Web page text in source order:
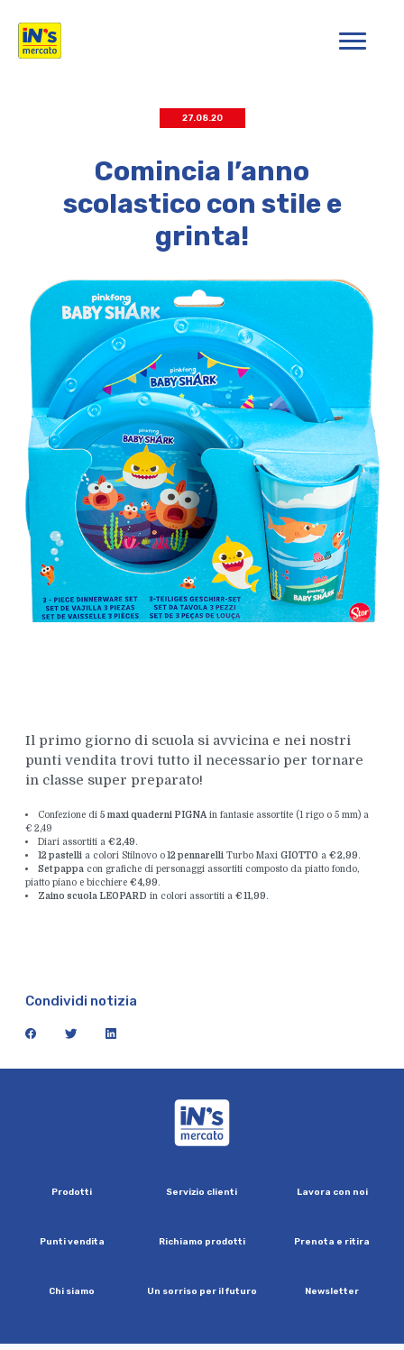
iN's Mercato
27.08.20
Comincia l’anno
scolastico con stile e
grinta!
Il primo giorno di scuola si avvicina e nei nostri
punti vendita trovi tutto il necessario per tornare
in classe super preparato!
Confezione di 5 maxi quaderni PIGNAin fantasie assortite (1 rigo o 5 mm) a
€ 2,49
Diari assortiti a € 2,49.
12 pastellia colori Stilnovo o12 pennarelliTurbo Maxi GIOTTO a € 2,99.
Set pappacon grafiche di personaggi assortiti composto da piatto fondo,
piatto piano e bicchiere € 4,99.
Zaino scuola LEOPARD in colori assortiti a € 11,99.
Condividi notizia
facebook twitter linkedin
Prodotti Servizio clienti Lavora con noi
Puntivendita Richiamo prodotti Prenota e ritira
Chi siamo Un sorriso per ilfuturo Newsletter